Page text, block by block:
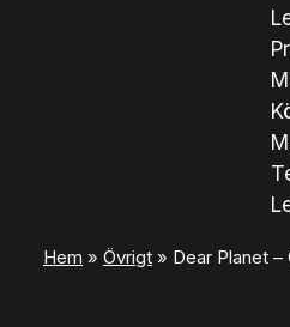
Hem » Övrigt » Dear Planet